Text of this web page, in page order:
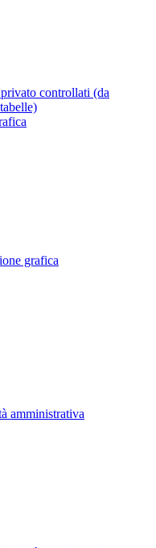
controllati (da
grafica
amministrativa